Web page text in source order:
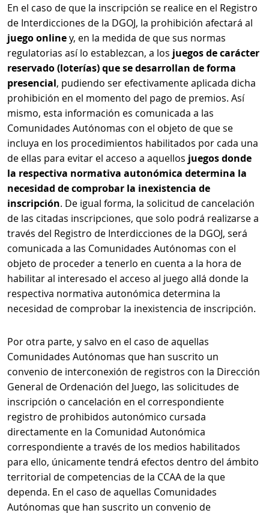
En el caso de que la inscripción se realice en el Registro
de Interdicciones de la DGOJ, la prohibición afectará al
juego onliney, en la medida de que sus normas
regulatorias así lo establezcan, a los juegos de carácter
reservado (loterías) que se desarrollan de forma
presencial, pudiendo ser efectivamente aplicada dicha
prohibición en el momento del pago de premios. Así
mismo, esta información es comunicada a las
Comunidades Autónomas con el objeto de que se
incluya en los procedimientos habilitados por cada una
de ellas para evitar el acceso a aquellos juegos donde
la respectiva normativa autonómica determina la
necesidad de comprobar la inexistencia de
inscripción. De igual forma, la solicitud de cancelación
de las citadas inscripciones, que solo podrá realizarse a
través del Registro de Interdicciones de la DGOJ, será
comunicada a las Comunidades Autónomas con el
objeto de proceder a tenerlo en cuenta a la hora de
habilitar al interesado el acceso al juego allá donde la
respectiva normativa autonómica determina la
necesidad de comprobar la inexistencia de inscripción.
Por otra parte, y salvo en el caso de aquellas
Comunidades Autónomas que han suscrito un
convenio de interconexión de registros con la Dirección
General de Ordenación del Juego, las solicitudes de
inscripción o cancelación en el correspondiente
registro de prohibidos autonómico cursada
directamente en la Comunidad Autonómica
correspondiente a través de los medios habilitados
para ello, únicamente tendrá efectos dentro del ámbito
territorial de competencias de la CCAA de la que
dependa. En el caso de aquellas Comunidades
Autónomas que han suscrito un convenio de